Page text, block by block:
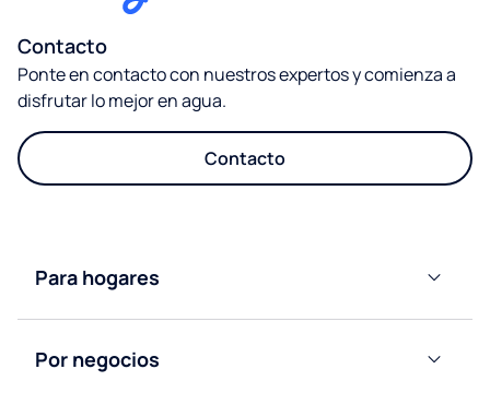
Contacto
Ponte en contacto con nuestros expertos y comienza a
disfrutar lo mejor en agua.
Contacto
Para hogares
Dispensadores
Mineral
Por negocios